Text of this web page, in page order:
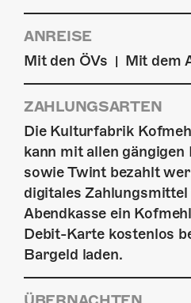
ANREISE
Mit den ÖVs
Mit dem
ZAHLUNGSARTEN
Die Kulturfabrik
kann mit allen
sowie Twint bezahlt
digitales
Abendkasse ein
Debit-Karte kostenlos
Bargeld laden.